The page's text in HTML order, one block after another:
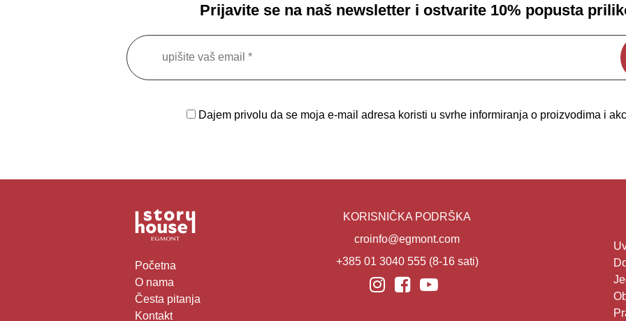
Prijavite se na naš newsletter i ostvarite 10% popusta
Dajem privolu da se moja e-mail adresa koristi u svrhe informiranja o proizvodima i
Početna
O nama
Česta pitanja
Kontakt
KORISNIČKA PODRŠKA
croinfo@egmont.com
+385 01 3040 555(8-16 sati)